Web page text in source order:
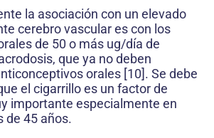
la asociación con un elevado
cerebro vascular es con los
de 50 o más ug/día de
que ya no deben
orales [10]. Se debe
el cigarrillo es un factor de
importante especialmente en
de 45 años.